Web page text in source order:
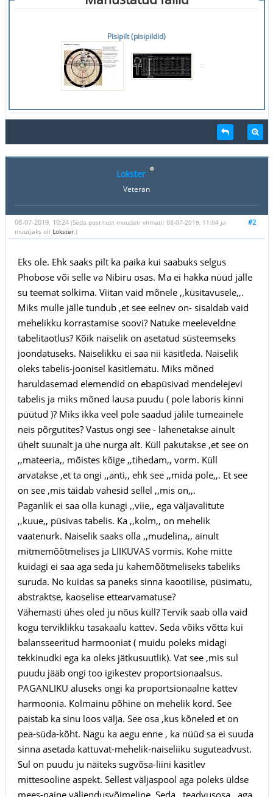
Pisipilt (pisipildid)
Lokster
Veteran
#2
08-07-2019, 10:24 (Seda postitust muudeti viimati: 08-07-2019, 11:04 ja
muutjaks oli Lokster.)
Eks ole. Ehk saaks pilt ka paika kui saabuks selgus
Phobose või selle va Nibiru osas. Ma ei hakka nüüd jälle
su teemat solkima. Viitan vaid mõnele ,,küsitavusele,,.
Miks mulle jälle tundub ,et see eelnev on- sisaldab vaid
mehelikku korrastamise soovi? Natuke meeleveldne
tabelitaotlus? Kõik naiselik on asetatud süsteemseks
joondatuseks. Naiselikku ei saa nii käsitleda. Naiselik
oleks tabelis-joonisel käsitlematu. Miks mõned
haruldasemad elemendid on ebapüsivad mendelejevi
tabelis ja miks mõned lausa puudu ( pole laboris kinni
püütud )? Miks ikka veel pole saadud jälile tumeainele
neis põrgutites? Vastus ongi see - lähenetakse ainult
ühelt suunalt ja ühe nurga alt. Küll pakutakse ,et see on
,,mateeria,, mõistes kõige ,,tihedam,, vorm. Küll
arvatakse ,et ta ongi ,,anti,, ehk see ,,mida pole,,. Et see
on see ,mis täidab vahesid sellel ,,mis on,,.
Paganlik ei saa olla kunagi ,,viie,, ega väljavalitute
,,kuue,, püsivas tabelis. Ka ,,kolm,, on mehelik
vaatenurk. Naiselik saaks olla ,,mudelina,, ainult
mitmemõõtmelises ja LIIKUVAS vormis. Kohe mitte
kuidagi ei saa aga seda ju kahemõõtmeliseks tabeliks
suruda. No kuidas sa paneks sinna kaootilise, püsimatu,
abstraktse, kaoselise ettearvamatuse?
Vähemasti ühes oled ju nõus küll? Tervik saab olla vaid
kogu terviklikku tasakaalu kattev. Seda võiks võtta kui
balansseeritud harmooniat ( muidu poleks midagi
tekkinudki ega ka oleks jätkusuutlik). Vat see ,mis sul
puudu jääb ongi too igikestev proportsionaalsus.
PAGANLIKU aluseks ongi ka proportsionaalne kattev
harmoonia. Kolmainu põhine on mehelik kord. See
paistab ka sinu loos välja. See osa ,kus kõneled et on
pea-süda-kõht. Nagu ka aegu enne , ka nüüd sa ei suuda
sinna asetada kattuvat-mehelik-naiseliiku suguteadvust.
Sul on puudu ju näiteks sugvõsa-liini käsitlev
mittesooline aspekt. Sellest väljaspool aga poleks üldse
mees-naine väljendusvõimeline. Seda ,,teadvusosa,, aga